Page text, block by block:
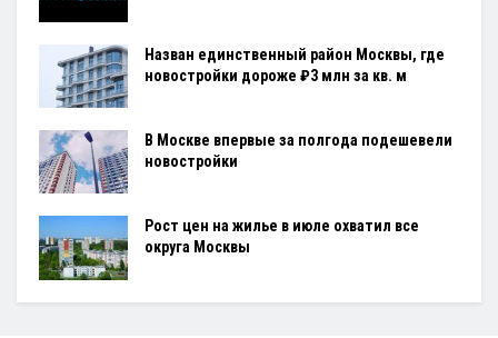
Назван единственный район Москвы, где
новостройки дороже ₽3 млн за кв. м
В Москве впервые за полгода подешевели
новостройки
Рост цен на жилье в июле охватил все
округа Москвы